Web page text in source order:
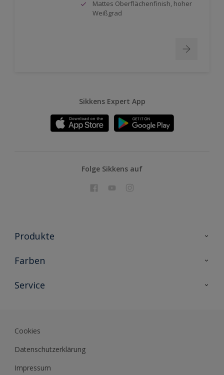
Mattes Oberflächenfinish, hoher
Weißgrad
Sikkens Expert App
Folge Sikkens auf
Produkte
Holzschutz
Metallschutz
Farben
Farbkollektionen
Farb-Tools
Service
Sikkens Akademie
Datenblätter
Cookies
Datenschutzerklärung
Impressum